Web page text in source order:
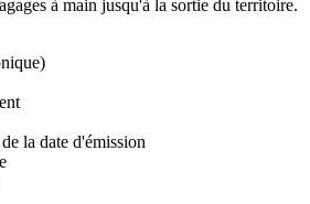
à main jusqu'à la sortie du territoire.
la date d'émission